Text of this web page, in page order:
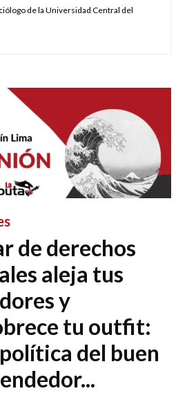
de la Universidad Central del
de derechos
aleja tus
y
tu outfit:
del buen